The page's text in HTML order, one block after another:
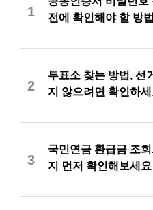
1
전에 확인해야 할 방법
2
투표소 찾는 방법, 선
지 않으려면 확인하세
3
국민연금 환급금 조
지 먼저 확인해보세요